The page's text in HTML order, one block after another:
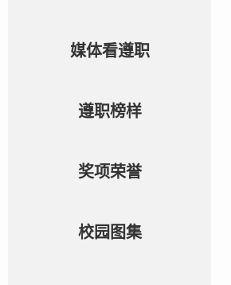
媒体看遵职
遵职榜样
奖项荣誉
校园图集